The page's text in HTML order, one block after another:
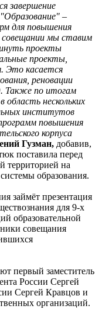
завершение
–
для повышения
совещании мы ставим
проекты
проекты,
Это касается
реновации
Также по итогам
нескольких
институтов
повышения
корпуса
Гузман, добавив,
поставила перед
территорией на
образования.
займёт презентация
для 9-х
образовательной
совещания
первый заместитель
России Сергей
Сергей Кравцов и
организаций.